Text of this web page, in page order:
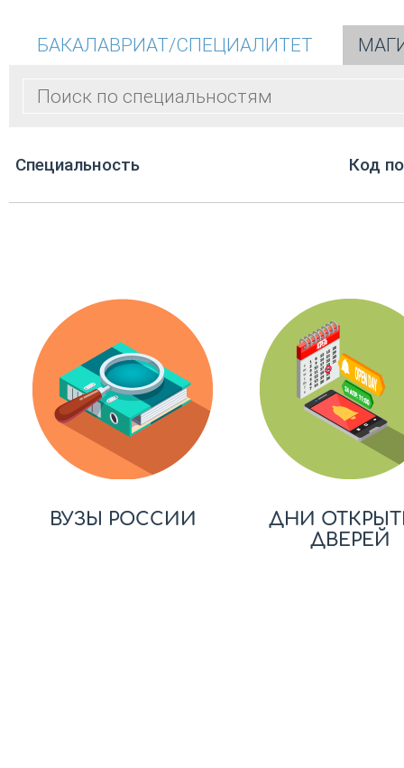
БАКАЛАВРИАТ/СПЕЦИАЛИТЕТ
Cпециальность Код
ВУЗЫ РОССИИ
ДНИ
ДВЕРЕЙ